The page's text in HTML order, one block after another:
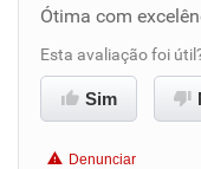
Oportunidade de
Ambiente de
Ótima com
Esta avaliação foi
Sim
Denunciar